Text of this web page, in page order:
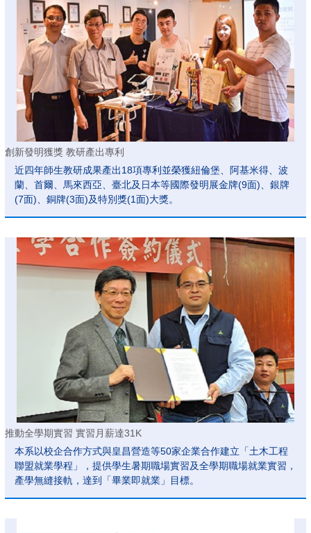
創新發明獲獎 教研產出專利
近四年師生教研成果產出18項專利並榮獲紐倫堡、阿基米得、波
蘭、首爾、馬來西亞、臺北及日本等國際發明展金牌(9面)、銀牌
(7面)、銅牌(3面)及特別獎(1面)大獎。
推動全學期實習 實習月薪達31K
本系以校企合作方式與皇昌營造等50家企業合作建立「土木工程
聯盟就業學程」，提供學生暑期職場實習及全學期職場就業實習，
產學無縫接軌，達到「畢業即就業」目標。